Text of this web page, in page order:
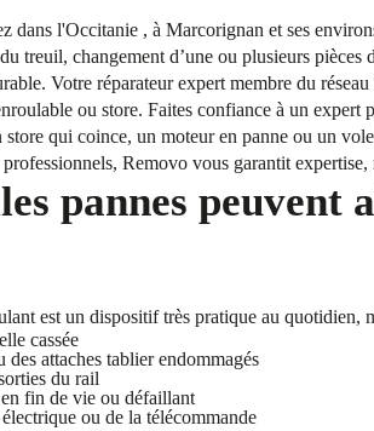
dans l'Occitanie , à Marcorignan et ses
treuil, changement d’une ou plusieurs
Votre réparateur expert membre du
ou store. Faites confiance à un
qui coince, un moteur en panne ou un
Removo vous garantit
pannes
est un dispositif très pratique au quotidien,
cassée
des attaches tablier endommagés
du rail
fin de vie ou défaillant
ou de la télécommande